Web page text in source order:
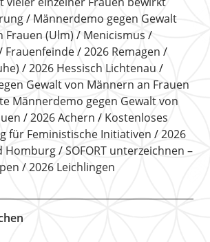
Männerdemo gegen Gewalt
Frauen (Ulm)
Menicismus
Frauenfeinde
2026 Remagen
2026 Hessisch Lichtenau
Gewalt von Männern an Frauen
Männerdemo gegen Gewalt von
2026 Achern
Kostenloses
für Feministische Initiativen
2026
Homburg
SOFORT unterzeichnen –
2026 Leichlingen